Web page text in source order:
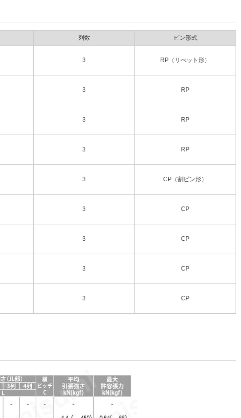
列数 ピン形式
3
RP（リべット形）
3
RP
3
RP
3
RP
3
CP（割ピン形）
3
CP
3
CP
3
CP
3
CP